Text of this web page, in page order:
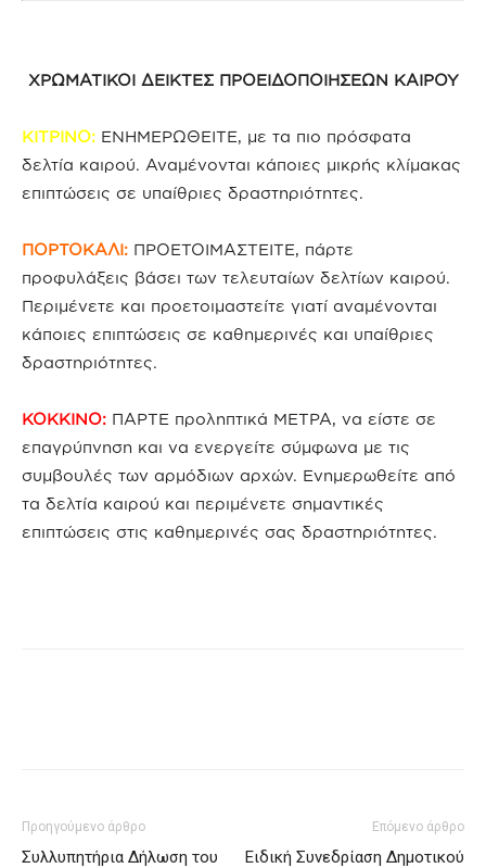
ΧΡΩΜΑΤΙΚΟΙ ΔΕΙΚΤΕΣ ΠΡΟΕΙΔΟΠΟΙΗΣΕΩΝ ΚΑΙΡΟΥ
ΚΙΤΡΙΝΟ: ΕΝΗΜΕΡΩΘΕΙΤΕ, με τα πιο πρόσφατα
δελτία καιρού. Αναμένονται κάποιες μικρής κλίμακας
επιπτώσεις σε υπαίθριες δραστηριότητες.
ΠΟΡΤΟΚΑΛΙ: ΠΡΟΕΤΟΙΜΑΣΤΕΙΤΕ, πάρτε
προφυλάξεις βάσει των τελευταίων δελτίων καιρού.
Περιμένετε και προετοιμαστείτε γιατί αναμένονται
κάποιες επιπτώσεις σε καθημερινές και υπαίθριες
δραστηριότητες.
ΚΟΚΚΙΝΟ: ΠΑΡΤΕ προληπτικά ΜΕΤΡΑ, να είστε σε
επαγρύπνηση και να ενεργείτε σύμφωνα με τις
συμβουλές των αρμόδιων αρχών. Ενημερωθείτε από
τα δελτία καιρού και περιμένετε σημαντικές
επιπτώσεις στις καθημερινές σας δραστηριότητες.
Προηγούμενο άρθρο
Συλλυπητήρια Δήλωση του
Επόμενο άρθρο
Ειδική Συνεδρίαση Δημοτικού